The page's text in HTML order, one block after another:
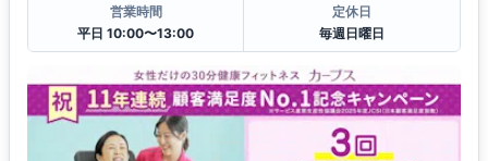
営業時間
平日 10:00〜13:00
定休日
毎週日曜日